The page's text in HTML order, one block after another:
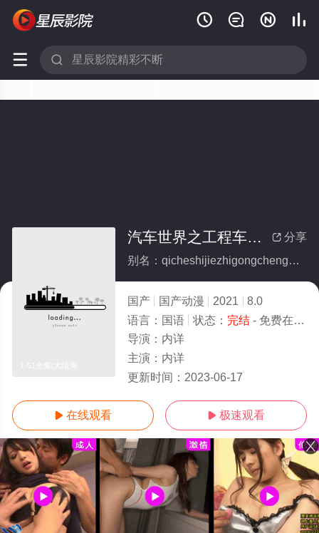
   
 
 分享
汽车世界之工程车好伙伴第二季(全集)
别名：qicheshijiezhigongchengchehaohuobandierji
国产 国产动漫 2021
8.0
语言： 国语 状态： 完结- 免费在线观看
导演： 内详
主演： 内详
更新时间： 2023-06-17
 在线观看  极速观看